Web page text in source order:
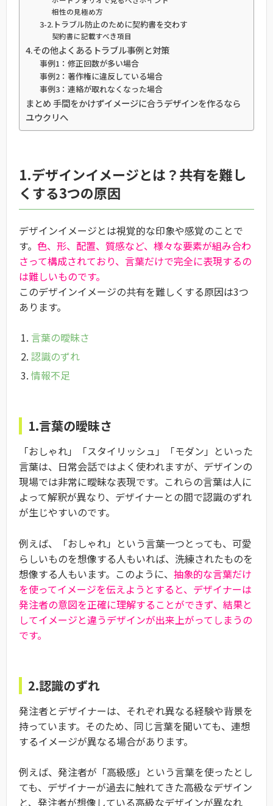
相性の見極め方
3-2.トラブル防止のために契約書を交わす
契約書に記載すべき項目
4.その他よくあるトラブル事例と対策
事例1：修正回数が多い場合
事例2：著作権に違反している場合
事例3：連絡が取れなくなった場合
まとめ 手間をかけずイメージに合うデザインを作るなら
ユウクリへ
1.デザインイメージとは？共有を難し
くする3つの原因
デザインイメージとは視覚的な印象や感覚のことで
す。 色、形、配置、質感など、様々な要素が組み合わ
さって構成されており、言葉だけで完全に表現するの
は難しいものです。
このデザインイメージの共有を難しくする原因は3つ
あります。
言葉の曖昧さ
認識のずれ
情報不足
1.言葉の曖昧さ
「おしゃれ」「スタイリッシュ」「モダン」といった
言葉は、日常会話ではよく使われますが、デザインの
現場では非常に曖昧な表現です。これらの言葉は人に
よって解釈が異なり、デザイナーとの間で認識のずれ
が生じやすいのです。
例えば、「おしゃれ」という言葉一つとっても、可愛
らしいものを想像する人もいれば、洗練されたものを
想像する人もいます。このように、 抽象的な言葉だけ
を使ってイメージを伝えようとすると、デザイナーは
発注者の意図を正確に理解することができず、結果と
してイメージと違うデザインが出来上がってしまうの
です。
2.認識のずれ
発注者とデザイナーは、それぞれ異なる経験や背景を
持っています。そのため、同じ言葉を聞いても、連想
するイメージが異なる場合があります。
例えば、発注者が「高級感」という言葉を使ったとし
ても、デザイナーが過去に触れてきた高級なデザイン
と、発注者が想像している高級なデザインが異なれ